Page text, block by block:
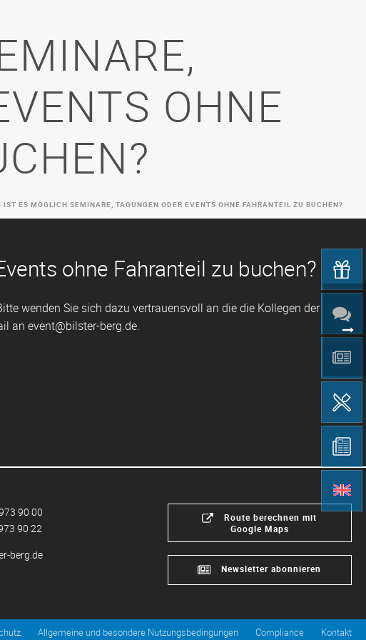
OHNE
IST ES MÖGLICH SEMINARE, TAGUNGEN ODER EVENTS OHNE FAHRANTEIL ZU BUCHEN?
ohne Fahranteil zu buchen?
wenden Sie sich dazu vertrauensvoll an die die Kollegen der
an event@bilster-berg.de.
90 00
90 22
berg.de
Route berechnen mit
Google Maps
Newsletter abonnieren
Allgemeine und besondere Nutzungsbedingungen Compliance Kontakt